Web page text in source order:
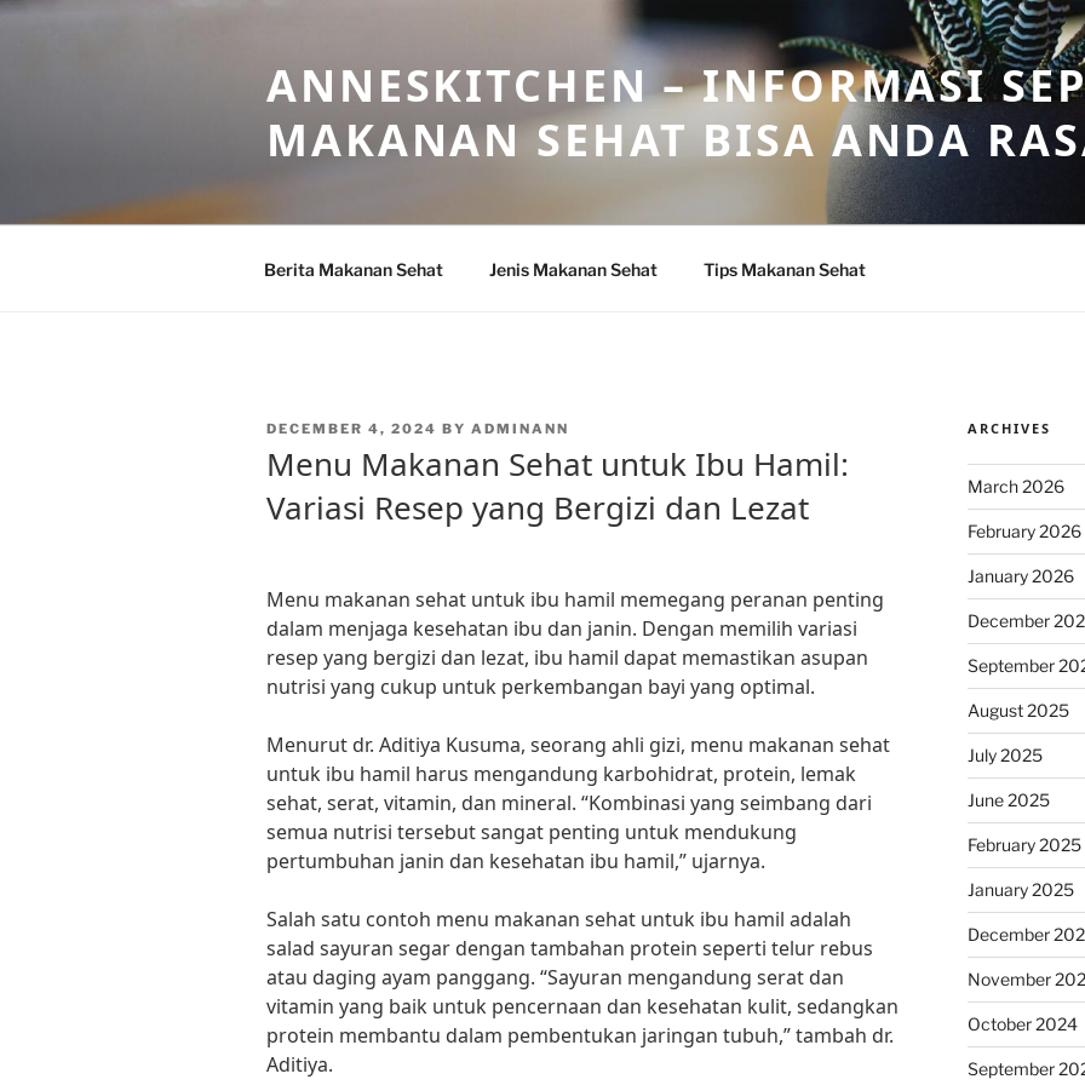
Skip
ANNESKITCHEN – INFORMASI
MAKANAN SEHAT BISA ANDA
Berita Makanan Sehat Jenis Makanan Sehat Tips Makanan Sehat
POSTED
DECEMBER 4, 2024 BY ADMINANN
Menu Makanan Sehat untuk Ibu Hamil:
Variasi Resep yang Bergizi dan Lezat
Menu makanan sehat untuk ibu hamil memegang peranan penting
dalam menjaga kesehatan ibu dan janin. Dengan memilih variasi
resep yang bergizi dan lezat, ibu hamil dapat memastikan asupan
nutrisi yang cukup untuk perkembangan bayi yang optimal.
Menurut dr. Aditiya Kusuma, seorang ahli gizi, menu makanan sehat
untuk ibu hamil harus mengandung karbohidrat, protein, lemak
sehat, serat, vitamin, dan mineral. “Kombinasi yang seimbang dari
semua nutrisi tersebut sangat penting untuk mendukung
pertumbuhan janin dan kesehatan ibu hamil,” ujarnya.
Salah satu contoh menu makanan sehat untuk ibu hamil adalah
salad sayuran segar dengan tambahan protein seperti telur rebus
atau daging ayam panggang. “Sayuran mengandung serat dan
vitamin yang baik untuk pencernaan dan kesehatan kulit, sedangkan
protein membantu dalam pembentukan jaringan tubuh,” tambah dr.
Aditiya.
ARCHIVES
March 2026
February 2026
January 2026
December
September
August 2025
July 2025
June 2025
February 2025
January 2025
December
November
October 2024
September